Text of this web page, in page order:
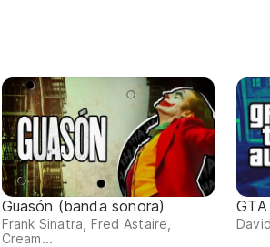
Guasón (banda sonora)
Frank Sinatra, Fred Astaire,
Cream...